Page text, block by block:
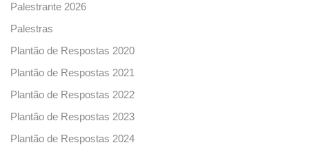
Palestrante 2026
Palestras
Plantão de Respostas 2020
Plantão de Respostas 2021
Plantão de Respostas 2022
Plantão de Respostas 2023
Plantão de Respostas 2024